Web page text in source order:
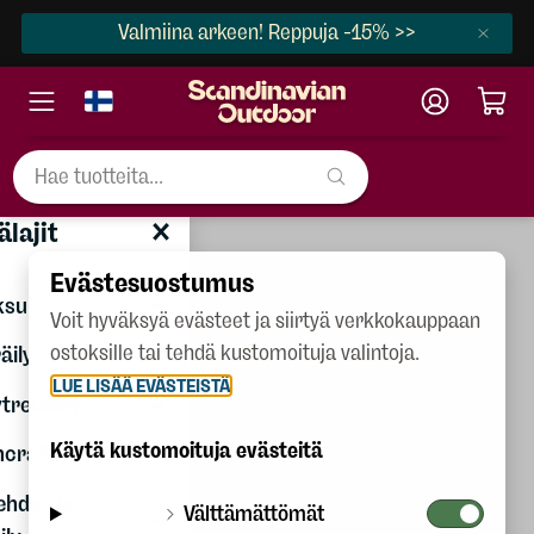
Valmiina arkeen! Reppuja -15% >>
Kesälajit
Naiset
Miehet
Lapset
Kengät
Varusteet
Talvilajit
×
ja
Evästesuostumus
Voit hyväksyä evästeet ja siirtyä verkkokauppaan
ostoksille tai tehdä kustomoituja valintoja.
LUE LISÄÄ EVÄSTEISTÄ
Käytä kustomoituja evästeitä
Välttämättömät